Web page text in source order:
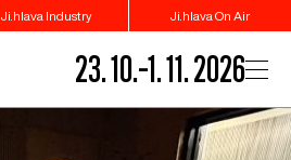
Ji.hlava Industry Ji.hlava On Air
23. 10.–1. 11. 2026